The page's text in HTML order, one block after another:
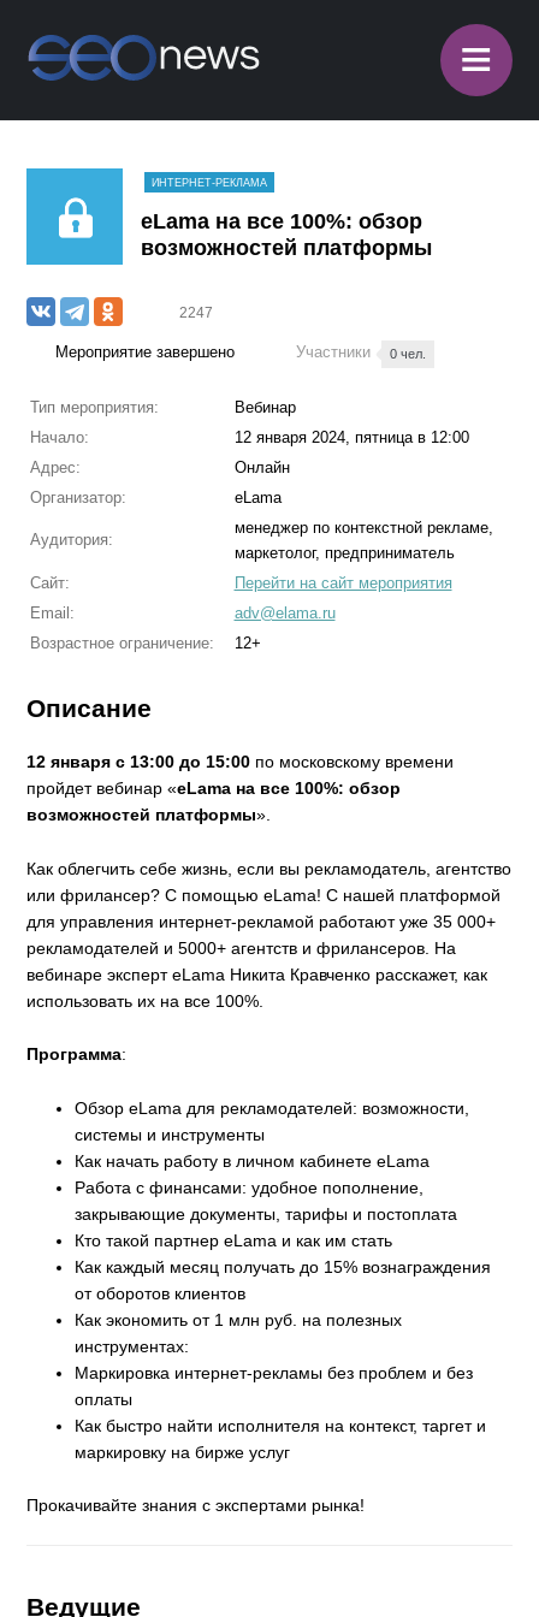
≡
ИНТЕРНЕТ-РЕКЛАМА
eLama на все 100%: обзор
возможностей платформы
2247
Мероприятие завершено Участники 0 чел.
Тип мероприятия:
Вебинар
Начало:
12 января 2024, пятница в 12:00
Адрес:
Онлайн
Организатор:
eLama
Аудитория:
менеджер по контекстной рекламе,
маркетолог, предприниматель
Сайт:
Перейти на сайт мероприятия
Email:
adv@elama.ru
Возрастное ограничение:
12+
Описание
12 января с 13:00 до 15:00 по московскому времени
пройдет вебинар «eLama на все 100%: обзор
возможностей платформы».
Как облегчить себе жизнь, если вы рекламодатель, агентство
или фрилансер? С помощью eLama! С нашей платформой
для управления интернет-рекламой работают уже 35 000+
рекламодателей и 5000+ агентств и фрилансеров. На
вебинаре эксперт eLama Никита Кравченко расскажет, как
использовать их на все 100%.
Программа:
Обзор eLama для рекламодателей: возможности,
системы и инструменты
Как начать работу в личном кабинете eLama
Работа с финансами: удобное пополнение,
закрывающие документы, тарифы и постоплата
Кто такой партнер eLama и как им стать
Как каждый месяц получать до 15% вознаграждения
от оборотов клиентов
Как экономить от 1 млн руб. на полезных
инструментах:
Маркировка интернет-рекламы без проблем и без
оплаты
Как быстро найти исполнителя на контекст, таргет и
маркировку на бирже услуг
Прокачивайте знания с экспертами рынка!
Ведущие